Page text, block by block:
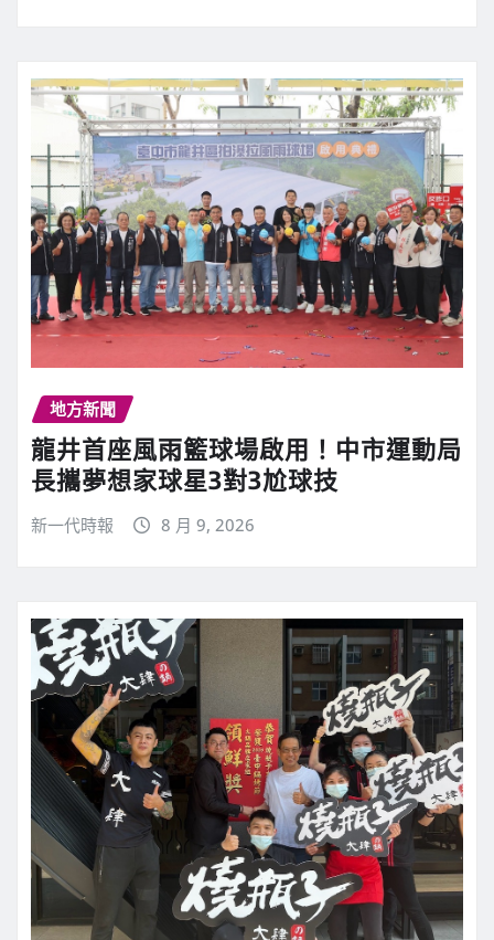
地方新聞
龍井首座風雨籃球場啟用！中市運動局
長攜夢想家球星3對3尬球技
新一代時報 8 月 9, 2026